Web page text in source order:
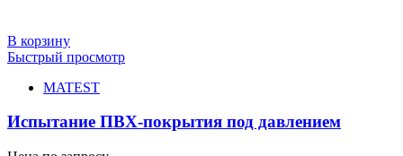
В корзину
Быстрый просмотр
MATEST
Испытание ПВХ-покрытия под давлением